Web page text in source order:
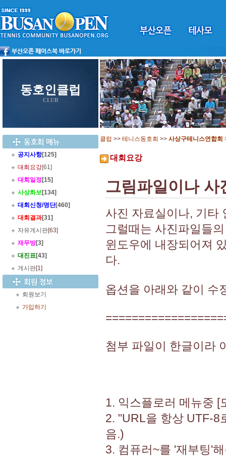
동호인클럽
CLUB
공지사항[125]
대회요강[61]
대회일정 [15]
사상화보[134]
대회신청/명단[460]
대회결과[31]
자유게시판[63]
재무방[3]
대진표[43]
게시판[1]
회원보기
가입하기
클럽 >> 테니스동호회 >> 사상구테니스연합회
대회요강
그림파일이나
사진 자료실이나, 기타
그럴때는 사진파일들
윈도우에 내장되어져
다.
옵션을 아래와 같이 수
첨부 파일이 한글이라
1. 익스플로러 메뉴중 [
2. "URL을 항상 UTF-8
음.)
3. 컴퓨러~를 '재부팅'